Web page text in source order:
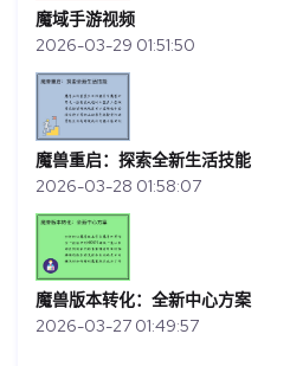
魔域手游视频
2026-03-29 01:51:50
魔兽重启：探索全新生活技能
2026-03-28 01:58:07
魔兽版本转化：全新中心方案
2026-03-27 01:49:57